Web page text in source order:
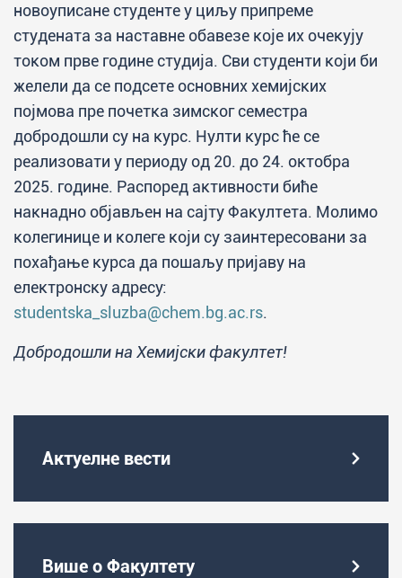
новоуписане студенте у циљу припреме
студената за наставне обавезе које их очекују
током прве године студија. Сви студенти који би
желели да се подсете основних хемијских
појмова пре почетка зимског семестра
добродошли су на курс. Нулти курс ће се
реализовати у периоду од 20. до 24. октобра
2025. године. Распоред активности биће
накнадно објављен на сајту Факултета. Молимо
колегинице и колеге који су заинтересовани за
похађање курса да пошаљу пријаву на
електронску адресу:
studentska_sluzba@chem.bg.ac.rs.
Добродошли на Хемијски факултет!
Актуелне вести
Више о Факултету